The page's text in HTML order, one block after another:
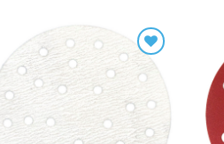
useampi
muunnelma.
Voit
valinnat